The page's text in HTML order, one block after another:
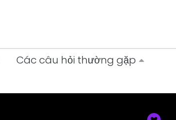
Các câu hỏi thường gặp